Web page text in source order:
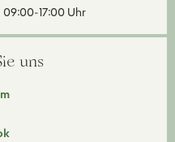
17:00 Uhr
uns